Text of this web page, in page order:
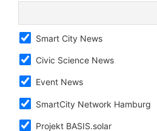
Smart City News
Civic Science News
Event News
SmartCity Network Hamburg
Projekt BASIS.solar